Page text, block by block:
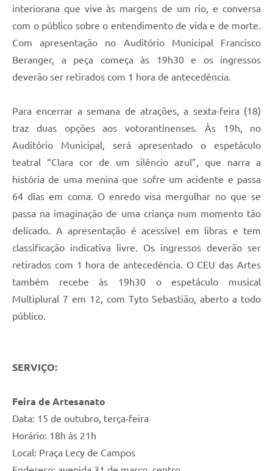
interiorana que vive às margens de um rio, e conversa
com o público sobre o entendimento de vida e de morte.
Com apresentação no Auditório Municipal Francisco
Beranger, a peça começa às 19h30 e os ingressos
deverão ser retirados com 1 hora de antecedência.
Para encerrar a semana de atrações, a sexta-feira (18)
traz duas opções aos votorantinenses. Às 19h, no
Auditório Municipal, será apresentado o espetáculo
teatral “Clara cor de um silêncio azul”, que narra a
história de uma menina que sofre um acidente e passa
64 dias em coma. O enredo visa mergulhar no que se
passa na imaginação de uma criança num momento tão
delicado. A apresentação é acessível em libras e tem
classificação indicativa livre. Os ingressos deverão ser
retirados com 1 hora de antecedência. O CEU das Artes
também recebe às 19h30 o espetáculo musical
Multiplural 7 em 12, com Tyto Sebastião, aberto a todo
público.
SERVIÇO:
Feira de Artesanato
Data: 15 de outubro, terça-feira
Horário: 18h às 21h
Local: Praça Lecy de Campos